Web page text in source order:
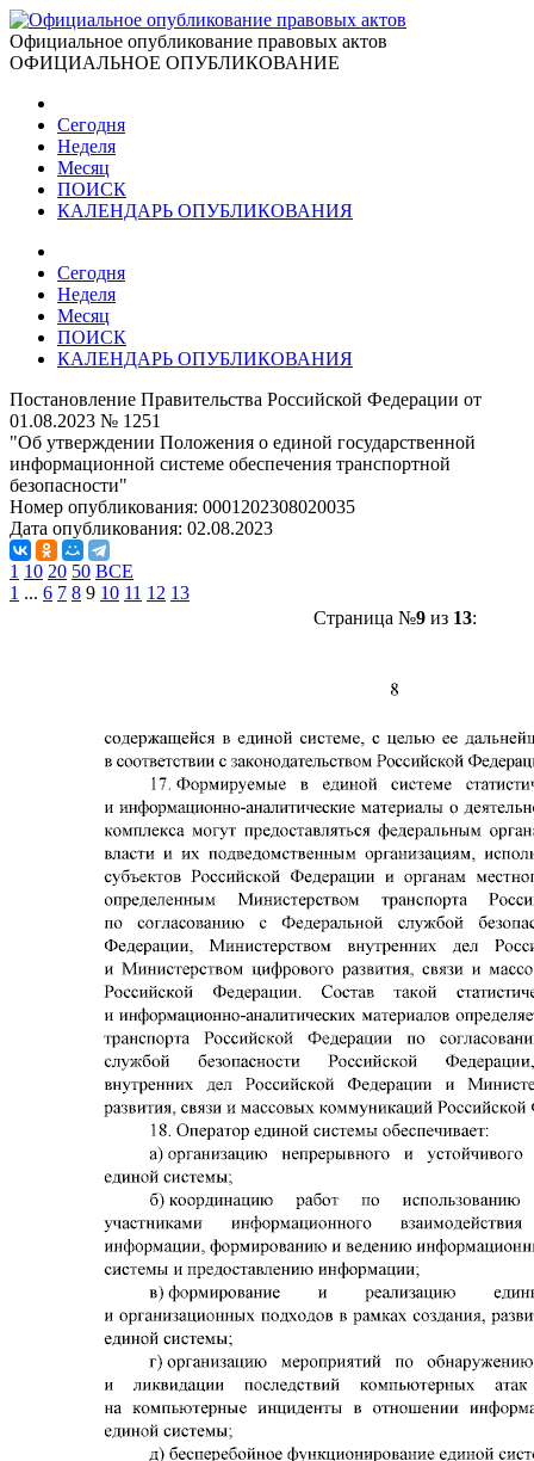
Официальное опубликование правовых актов
ОФИЦИАЛЬНОЕ ОПУБЛИКОВАНИЕ
Сегодня
Неделя
Месяц
ПОИСК
КАЛЕНДАРЬ ОПУБЛИКОВАНИЯ
Сегодня
Неделя
Месяц
ПОИСК
КАЛЕНДАРЬ ОПУБЛИКОВАНИЯ
Постановление Правительства Российской Федерации от
01.08.2023 № 1251
"Об утверждении Положения о единой государственной
информационной системе обеспечения транспортной
безопасности"
Номер опубликования: 0001202308020035
Дата опубликования: 02.08.2023
1 10 20 50 ВСЕ
1 ... 6 7 8 9 10 11 12 13
Страница №9из 13: